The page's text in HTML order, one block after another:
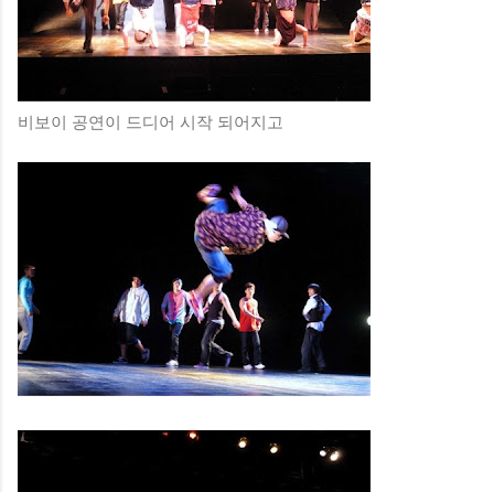
비보이 공연이 드디어 시작 되어지고